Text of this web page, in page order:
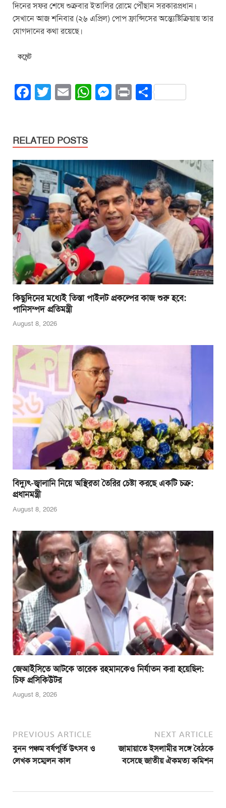
দিনের সফর শেষে শুক্রবার ইতালির রোমে পৌঁছান সরকারপ্রধান।
সেখানে আজ শনিবার (২৬ এপ্রিল) পোপ ফ্রান্সিসের অন্ত্যেষ্টিক্রিয়ায় তার
যোগদানের কথা রয়েছে।
কমেন্ট
F
e
b
o
o
k
T
er
E
W
A
p
p
M
n
g
er
Pr S
RELATED POSTS
কিছুদিনের মধ্যেই তিস্তা পাইলট প্রকল্পের কাজ শুরু হবে:
পানিসম্পদ প্রতিমন্ত্রী
August 8, 2026
বিদ্যুৎ-জ্বালানি নিয়ে অস্থিরতা তৈরির চেষ্টা করছে একটি চক্র:
প্রধানমন্ত্রী
August 8, 2026
জেআইসিতে আটকে তারেক রহমানকেও নির্যাতন করা হয়েছিল:
চিফ প্রসিকিউটর
August 8, 2026
PREVIOUS ARTICLE
বুনন পঞ্চম বর্ষপূর্তি উৎসব ও
লেখক সম্মেলন কাল
NEXT ARTICLE
জামায়াতে ইসলামীর সঙ্গে বৈঠকে
বসেছে জাতীয় ঐকমত্য কমিশন